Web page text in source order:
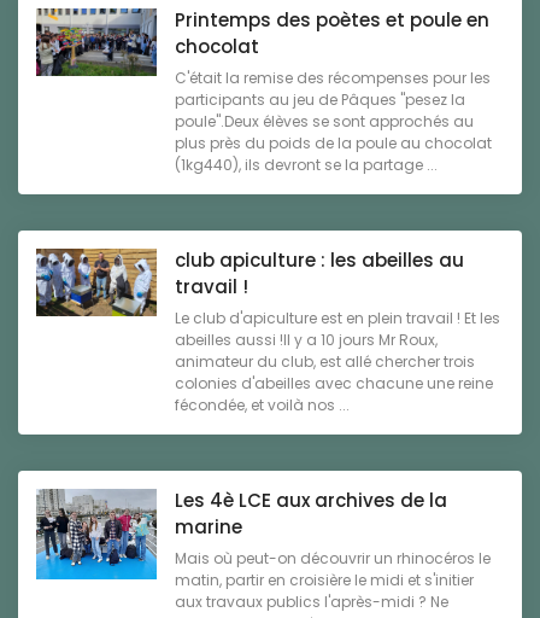
Printemps des poètes et poule en
chocolat
C'était la remise des récompenses pour les
participants au jeu de Pâques "pesez la
poule".Deux élèves se sont approchés au
plus près du poids de la poule au chocolat
(1kg440), ils devront se la partage ...
club apiculture : les abeilles au
travail !
Le club d'apiculture est en plein travail ! Et les
abeilles aussi !Il y a 10 jours Mr Roux,
animateur du club, est allé chercher trois
colonies d'abeilles avec chacune une reine
fécondée, et voilà nos ...
Les 4è LCE aux archives de la
marine
Mais où peut-on découvrir un rhinocéros le
matin, partir en croisière le midi et s'initier
aux travaux publics l'après-midi ? Ne